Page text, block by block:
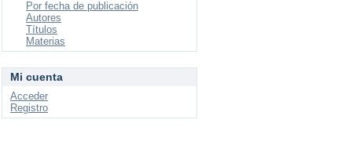
Por fecha de publicación
Autores
Títulos
Materias
Mi cuenta
Acceder
Registro